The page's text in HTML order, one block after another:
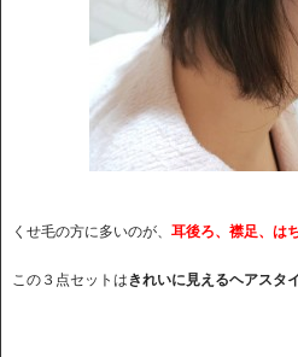
くせ毛の方に多いのが、 耳後ろ、襟足、は
この３点セットはきれいに見えるヘアスタ